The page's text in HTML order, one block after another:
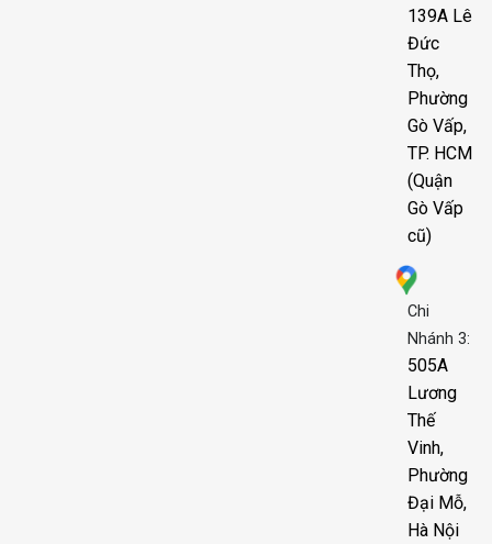
139A Lê
Đức
Thọ,
Phường
Gò Vấp,
TP. HCM
(Quận
Gò Vấp
cũ)
Chi
Nhánh 3:
505A
Lương
Thế
Vinh,
Phường
Đại Mỗ,
Hà Nội